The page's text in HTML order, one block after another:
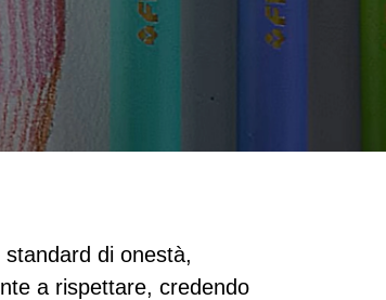
di onestà,
a rispettare, credendo